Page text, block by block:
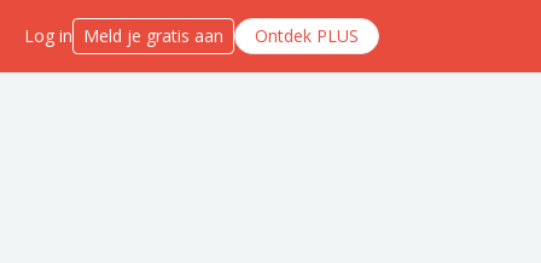
Log in Meld je gratis aan Ontdek PLUS